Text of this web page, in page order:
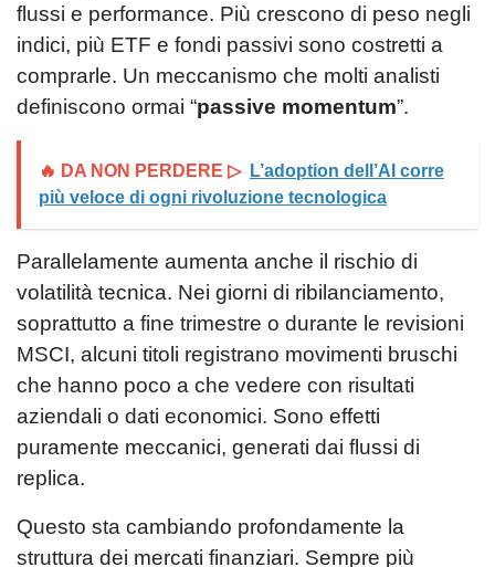
flussi e performance. Più crescono di peso negli
indici, più ETF e fondi passivi sono costretti a
comprarle. Un meccanismo che molti analisti
definiscono ormai “passive momentum”.
🔥 DA NON PERDERE ▷
L’adoption dell’AI corre
più veloce di ogni rivoluzione tecnologica
Parallelamente aumenta anche il rischio di
volatilità tecnica. Nei giorni di ribilanciamento,
soprattutto a fine trimestre o durante le revisioni
MSCI, alcuni titoli registrano movimenti bruschi
che hanno poco a che vedere con risultati
aziendali o dati economici. Sono effetti
puramente meccanici, generati dai flussi di
replica.
Questo sta cambiando profondamente la
struttura dei mercati finanziari. Sempre più